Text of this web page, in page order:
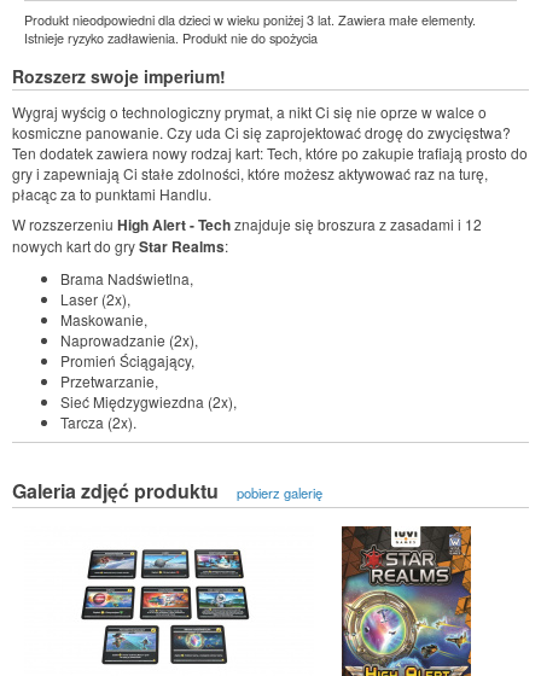
Produkt nieodpowiedni dla dzieci w wieku poniżej 3 lat. Zawiera małe elementy.
Istnieje ryzyko zadławienia. Produkt nie do spożycia
Rozszerz swoje imperium!
Wygraj wyścig o technologiczny prymat, a nikt Ci się nie oprze w walce o
kosmiczne panowanie. Czy uda Ci się zaprojektować drogę do zwycięstwa?
Ten dodatek zawiera nowy rodzaj kart: Tech, które po zakupie trafiają prosto do
gry i zapewniają Ci stałe zdolności, które możesz aktywować raz na turę,
płacąc za to punktami Handlu.
W rozszerzeniu High Alert - Techznajduje się broszura z zasadami i 12
nowych kart do gryStar Realms:
Brama Nadświetlna,
Laser (2x),
Maskowanie,
Naprowadzanie (2x),
Promień Ściągający,
Przetwarzanie,
Sieć Międzygwiezdna (2x),
Tarcza (2x).
Galeria zdjęć produktu pobierz galerię